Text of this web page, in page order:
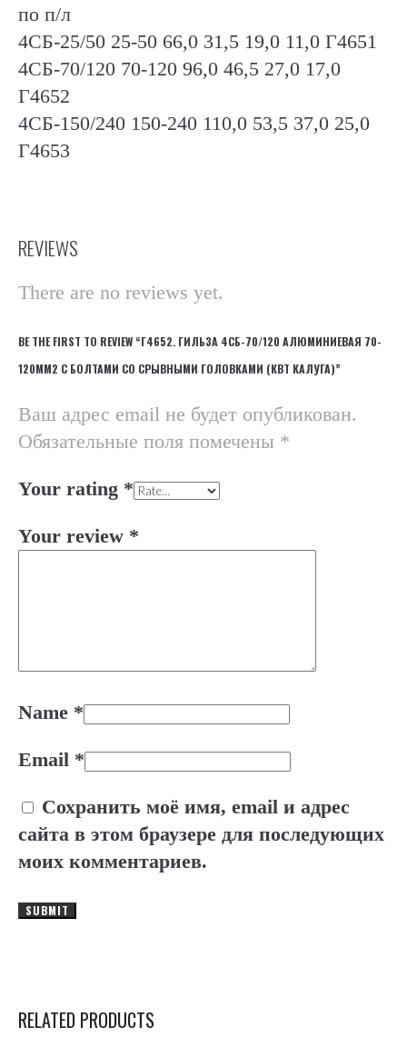
по п/л
4СБ-25/50 25-50 66,0 31,5 19,0 11,0 Г4651
4CБ-70/120 70-120 96,0 46,5 27,0 17,0
Г4652
4CБ-150/240 150-240 110,0 53,5 37,0 25,0
Г4653
REVIEWS
There are no reviews yet.
BE THE FIRST TO REVIEW “Г4652. ГИЛЬЗА 4СБ-70/120 АЛЮМИНИЕВАЯ 70-
120ММ2 С БОЛТАМИ СО СРЫВНЫМИ ГОЛОВКАМИ (КВТ КАЛУГА)”
Ваш адрес email не будет опубликован.
Обязательные поля помечены *
Your rating *
Your review *
Name *
Email *
Сохранить моё имя, email и адрес
сайта в этом браузере для последующих
моих комментариев.
RELATED PRODUCTS